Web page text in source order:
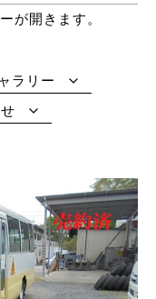
が開きます。
ラリー